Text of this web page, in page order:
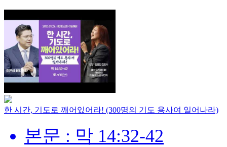
한 시간, 기도로 깨어있어라! (300명의 기도 용사여 일어나라)
본문 : 막 14:32-42